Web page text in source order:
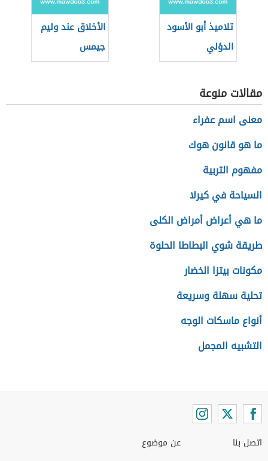
تلاميذ أبو الأسود
الدؤلي
الأخلاق عند وليم
جيمس
مقالات منوعة
معنى اسم عفراء
ما هو قانون هوك
مفهوم التربية
السياحة في كيرلا
ما هي أعراض أمراض الكلى
طريقة شوي البطاطا الحلوة
مكونات بيتزا الخضار
تحلية سهلة وسريعة
أنواع ماسكات الوجه
التشبيه المجمل
اتصل بنا
عن موضوع